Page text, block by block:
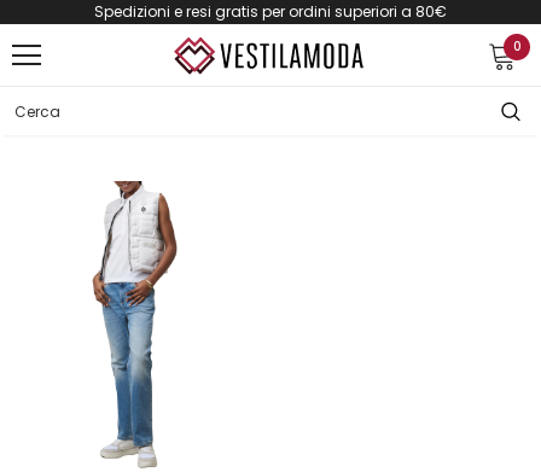
Spedizioni e resi gratis per ordini superiori a 80€
0